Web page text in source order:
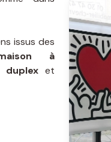
issus des
à
duplexet